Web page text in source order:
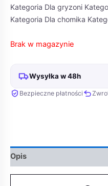
Kategoria Dla gryzoni
Kategoria Dla chomika
Brak w magazynie
Wysyłka w 48h
Bezpieczne płatności
Opis